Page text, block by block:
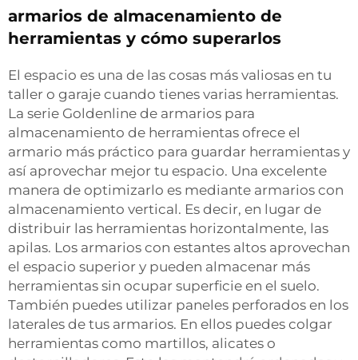
armarios de almacenamiento de
herramientas y cómo superarlos
El espacio es una de las cosas más valiosas en tu
taller o garaje cuando tienes varias herramientas.
La serie Goldenline de armarios para
almacenamiento de herramientas ofrece el
armario más práctico para guardar herramientas y
así aprovechar mejor tu espacio. Una excelente
manera de optimizarlo es mediante armarios con
almacenamiento vertical. Es decir, en lugar de
distribuir las herramientas horizontalmente, las
apilas. Los armarios con estantes altos aprovechan
el espacio superior y pueden almacenar más
herramientas sin ocupar superficie en el suelo.
También puedes utilizar paneles perforados en los
laterales de tus armarios. En ellos puedes colgar
herramientas como martillos, alicates o